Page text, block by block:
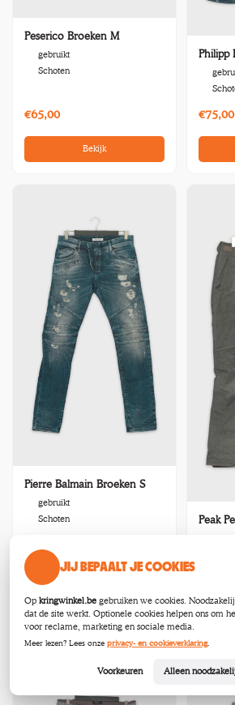
Peserico Broeken M
gebruikt
Schoten
€65,00
Bekijk
Philipp
€75,00
Pierre Balmain Broeken S
gebruikt
Schoten
€45,00
Bekijk
Peak
JIJ BEPAALT JE COOKIES
Op kringwinkel.be gebruiken we cookies.
dat de site werkt. Optionele cookies helpen ons om
voor reclame, marketing en sociale media.
Meer lezen? Lees onze privacy- en cookieverklaring.
Voorkeuren Alleen